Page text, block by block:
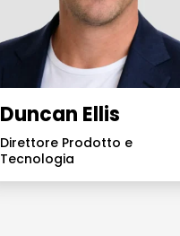
Duncan Ellis
Direttore Prodotto e
Tecnologia